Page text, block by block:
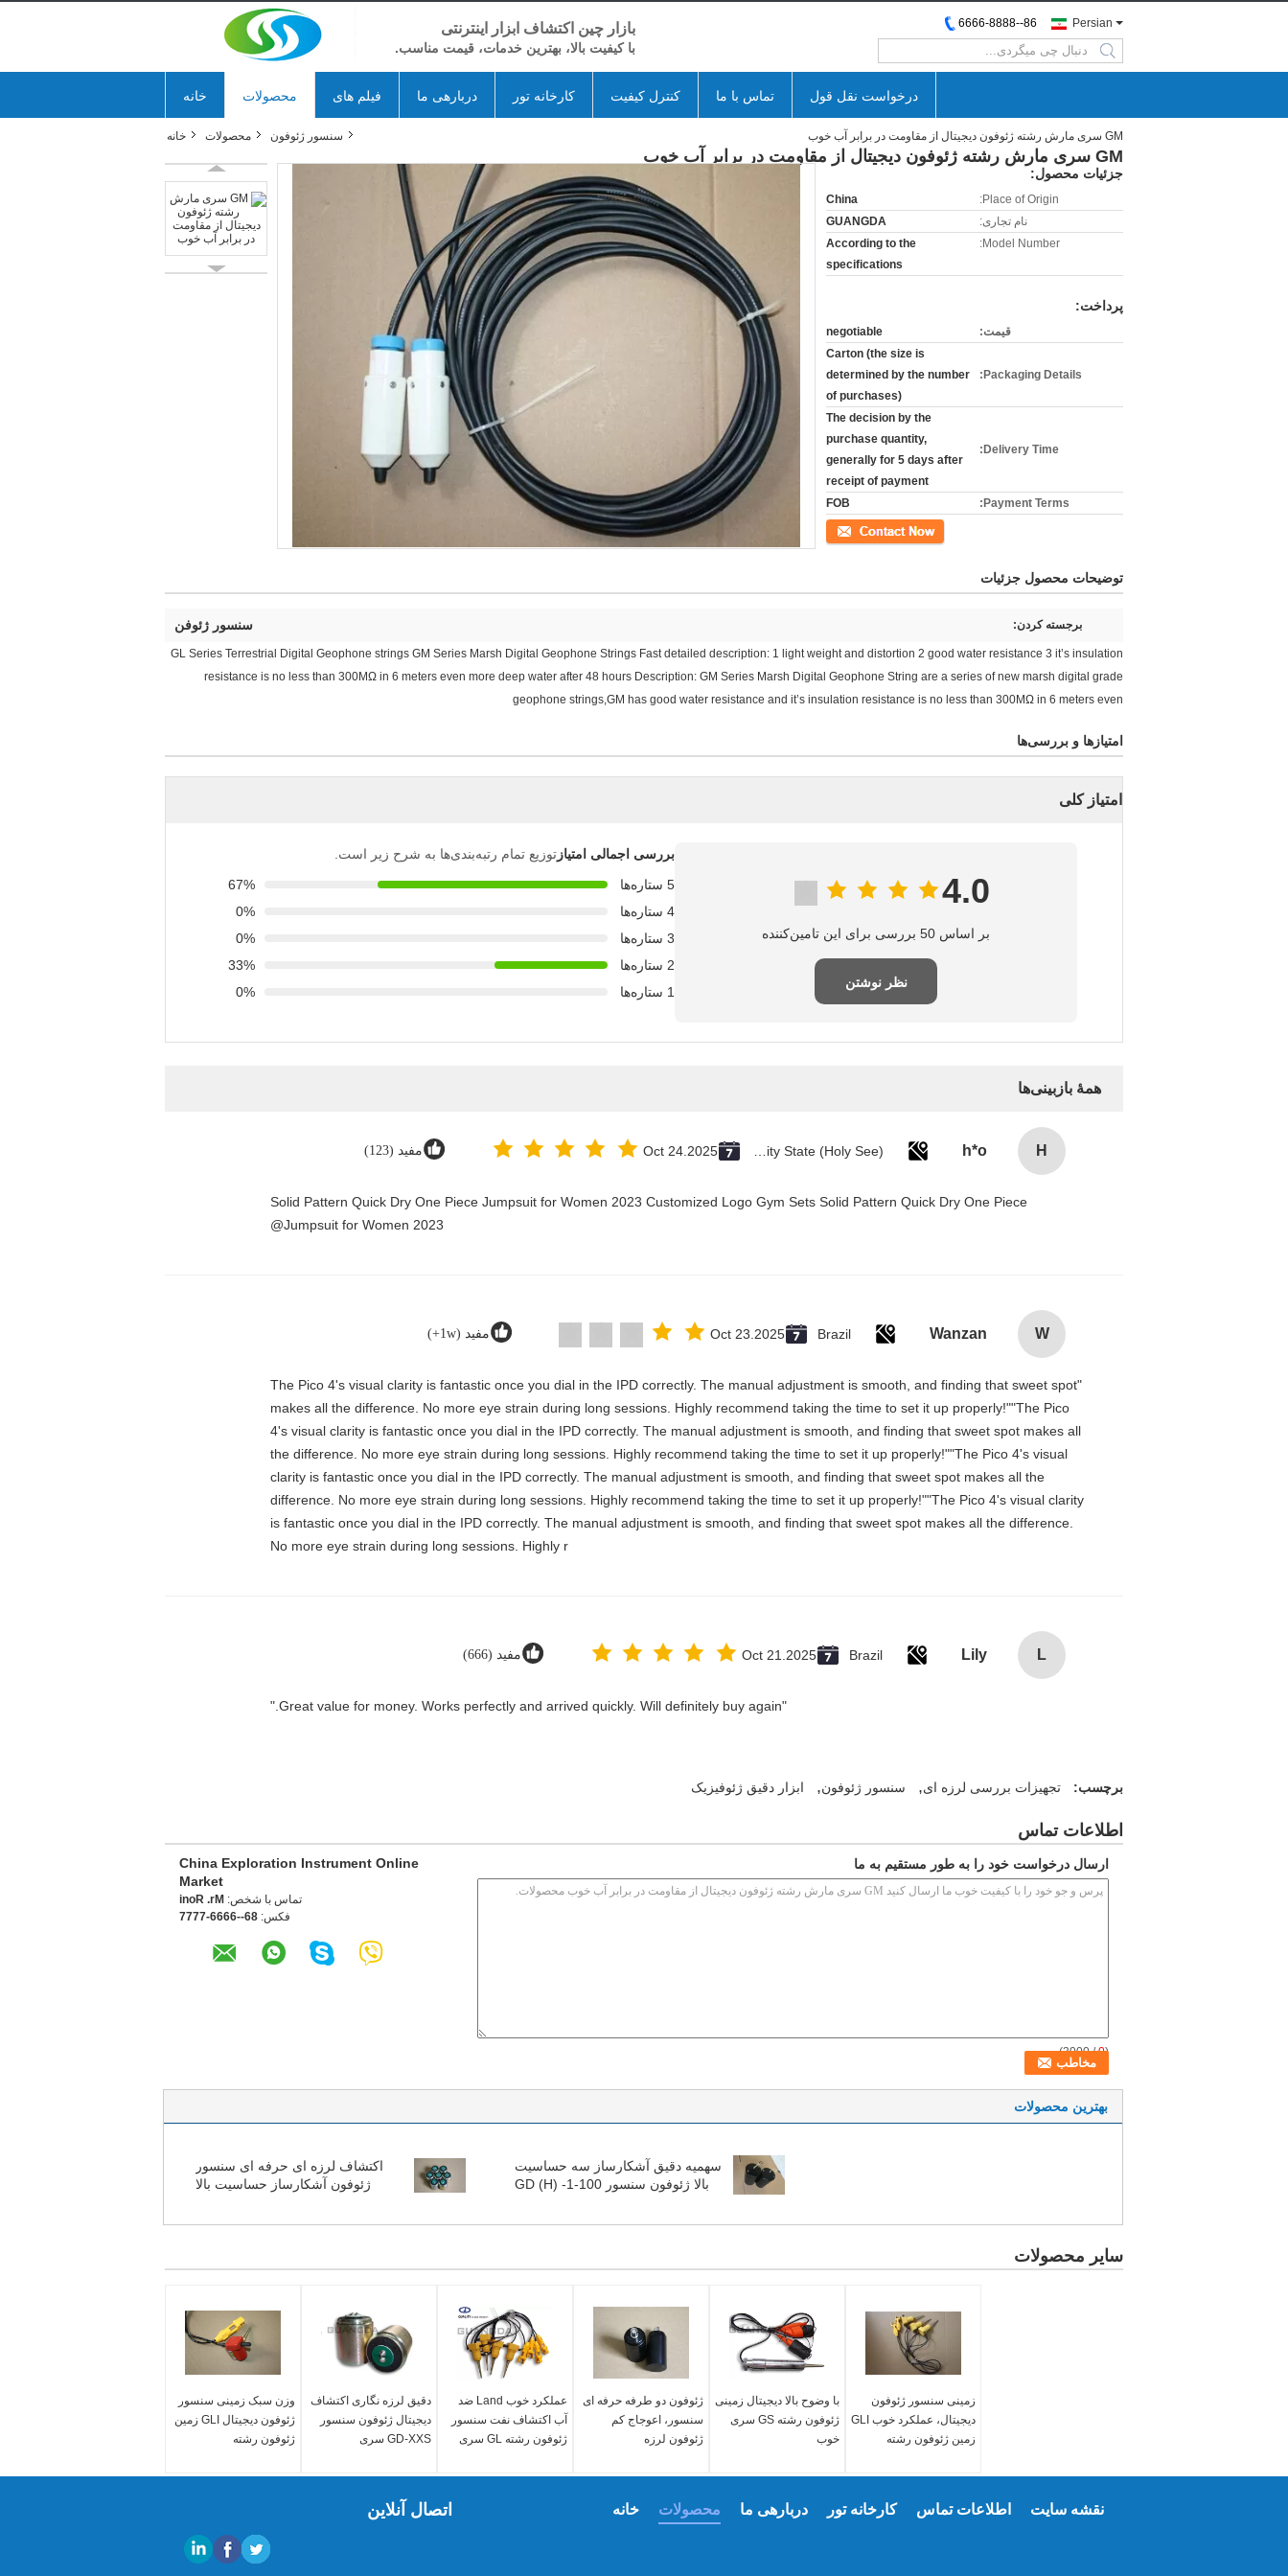
بازار چین اکتشاف ابزار اینترنتی
با کیفیت بالا، بهترین خدمات، قیمت مناسب.
Persian
86--6666-8888
search
خانه محصولات فیلم های دربارهی ما کارخانه تور کنترل کیفیت تماس با ما درخواست نقل قول
خانه محصولات سنسور ژئوفون GM سری مارش رشته ژئوفون دیجیتال از مقاومت در برابر آب خوب
GM سری مارش رشته ژئوفون دیجیتال از مقاومت در برابر آب خوب
جزئیات محصول:
Place of Origin:
China
نام تجاری:
GUANGDA
Model Number:
According to the
specifications
پرداخت:
قیمت: negotiable
Packaging Details:
Carton (the size is
determined by the number
of purchases)
Delivery Time:
The decision by the
purchase quantity,
generally for 5 days after
receipt of payment
Payment Terms:
FOB
مخاطب
توضیحات محصول جزئیات
برجسته کردن: سنسور ژئوفن
GL Series Terrestrial Digital Geophone strings GM Series Marsh Digital Geophone Strings Fast detailed description: 1 light weight and distortion 2 good water resistance 3 it’s insulation
resistance is no less than 300MΩ in 6 meters even more deep water after 48 hours Description: GM Series Marsh Digital Geophone String are a series of new marsh digital grade
geophone strings,GM has good water resistance and it’s insulation resistance is no less than 300MΩ in 6 meters even
امتیازها و بررسی‌ها
امتیاز کلی
4.0
بر اساس 50 بررسی برای این تامین‌کننده
نظر نوشتن
بررسی اجمالی امتیاز توزیع تمام رتبه‌بندی‌ها به شرح زیر است.
5 ستاره‌ها
67%
4 ستاره‌ها
0%
3 ستاره‌ها
0%
2 ستاره‌ها
33%
1 ستاره‌ها
0%
همهٔ بازبینی‌ها
H
h*o
Oct 24.2025 مفید (123)
Solid Pattern Quick Dry One Piece Jumpsuit for Women 2023 Customized Logo Gym Sets Solid Pattern Quick Dry One Piece
Jumpsuit for Women 2023@
W
Wanzan
Brazil
Oct 23.2025 مفید (1w+)
"The Pico 4's visual clarity is fantastic once you dial in the IPD correctly. The manual adjustment is smooth, and finding that sweet spot
makes all the difference. No more eye strain during long sessions. Highly recommend taking the time to set it up properly!""The Pico
4's visual clarity is fantastic once you dial in the IPD correctly. The manual adjustment is smooth, and finding that sweet spot makes all
the difference. No more eye strain during long sessions. Highly recommend taking the time to set it up properly!""The Pico 4's visual
clarity is fantastic once you dial in the IPD correctly. The manual adjustment is smooth, and finding that sweet spot makes all the
difference. No more eye strain during long sessions. Highly recommend taking the time to set it up properly!""The Pico 4's visual clarity
is fantastic once you dial in the IPD correctly. The manual adjustment is smooth, and finding that sweet spot makes all the difference.
No more eye strain during long sessions. Highly r
L
Lily
Brazil
Oct 21.2025 مفید (666)
"Great value for money. Works perfectly and arrived quickly. Will definitely buy again."
برچسب: تجهیزات بررسی لرزه ای, سنسور ژئوفون, ابزار دقیق ژئوفیزیک
اطلاعات تماس
China Exploration Instrument Online
Market
تماس با شخص: Mr. Roni
فکس: 86--6666-7777
ارسال درخواست خود را به طور مستقیم به ما
(
0
/ 3000)
بهترین محصولات
اکتشاف لرزه ای حرفه ای سنسور
ژئوفون آشکارساز حساسیت بالا
سهمیه دقیق آشکارساز سه حساسیت
بالا ژئوفون سنسور GD (H) -1-100
سایر محصولات
وزن سبک زمینی سنسور
ژئوفون دیجیتال GLI زمین
ژئوفون رشته
دقیق لرزه نگاری اکتشاف
دیجیتال ژئوفون سنسور
GD-XXS سری
عملکرد خوب Land ضد
آب اکتشاف نفت سنسور
ژئوفون رشته GL سری
ژئوفون دو طرفه حرفه ای
سنسور، اعوجاج کم
ژئوفون لرزه
با وضوح بالا دیجیتال زمینی
ژئوفون رشته GS سری
خوب
زمینی سنسور ژئوفون
دیجیتال، عملکرد خوب GLI
زمین ژئوفون رشته
اتصال آنلاین نقشه سایت اطلاعات تماس کارخانه تور دربارهی ما محصولات خانه